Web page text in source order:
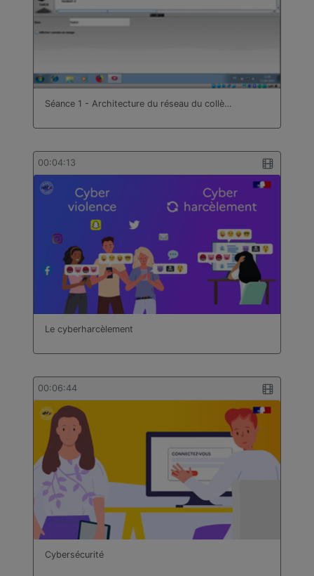
Séance 1 - Architecture du réseau du collè…
00:04:13
Le cyberharcèlement
00:06:44
Cybersécurité